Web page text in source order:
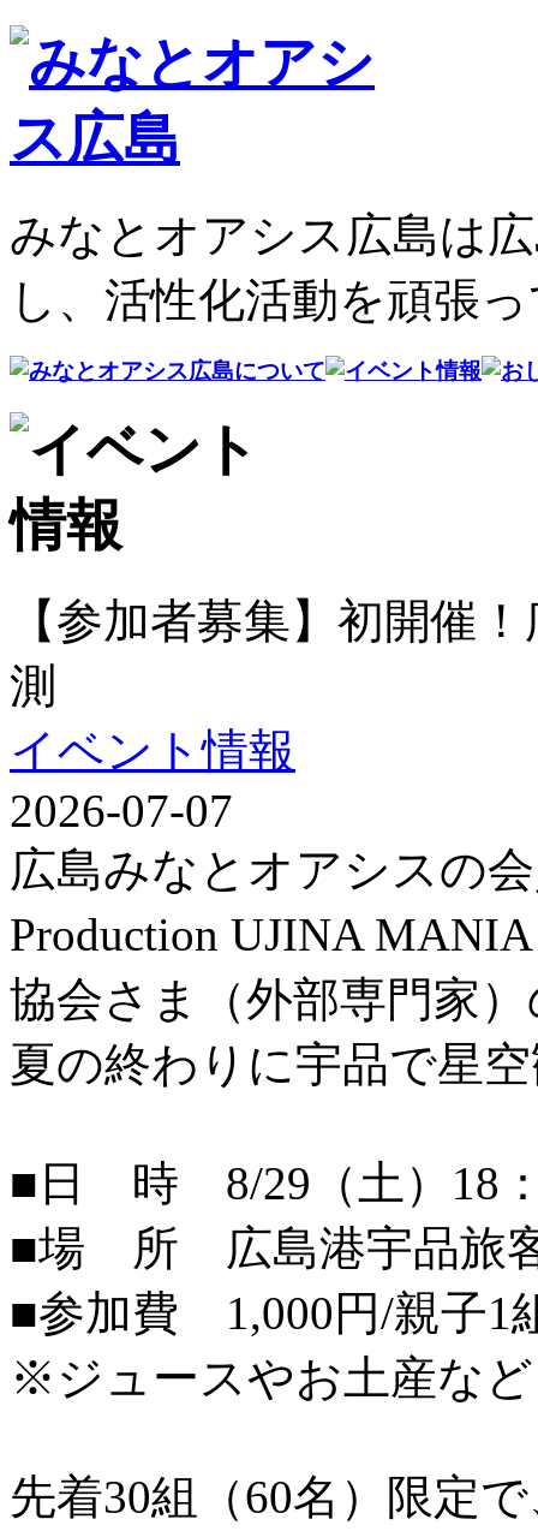
みなとオアシス広島は
し、活性化活動を頑張
【参加者募集】初開催
測
イベント情報
2026-07-07
広島みなとオアシスの
Production UJINA
協会さま（外部専門家
夏の終わりに宇品で星
■日 時 8/29（土）18
■場 所 広島港宇品旅
■参加費 1,000円/親子1
※ジュースやお土産な
先着30組（60名）限定